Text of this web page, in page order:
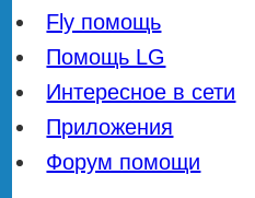
Fly помощь
Помощь LG
Интересное в сети
Приложения
Форум помощи